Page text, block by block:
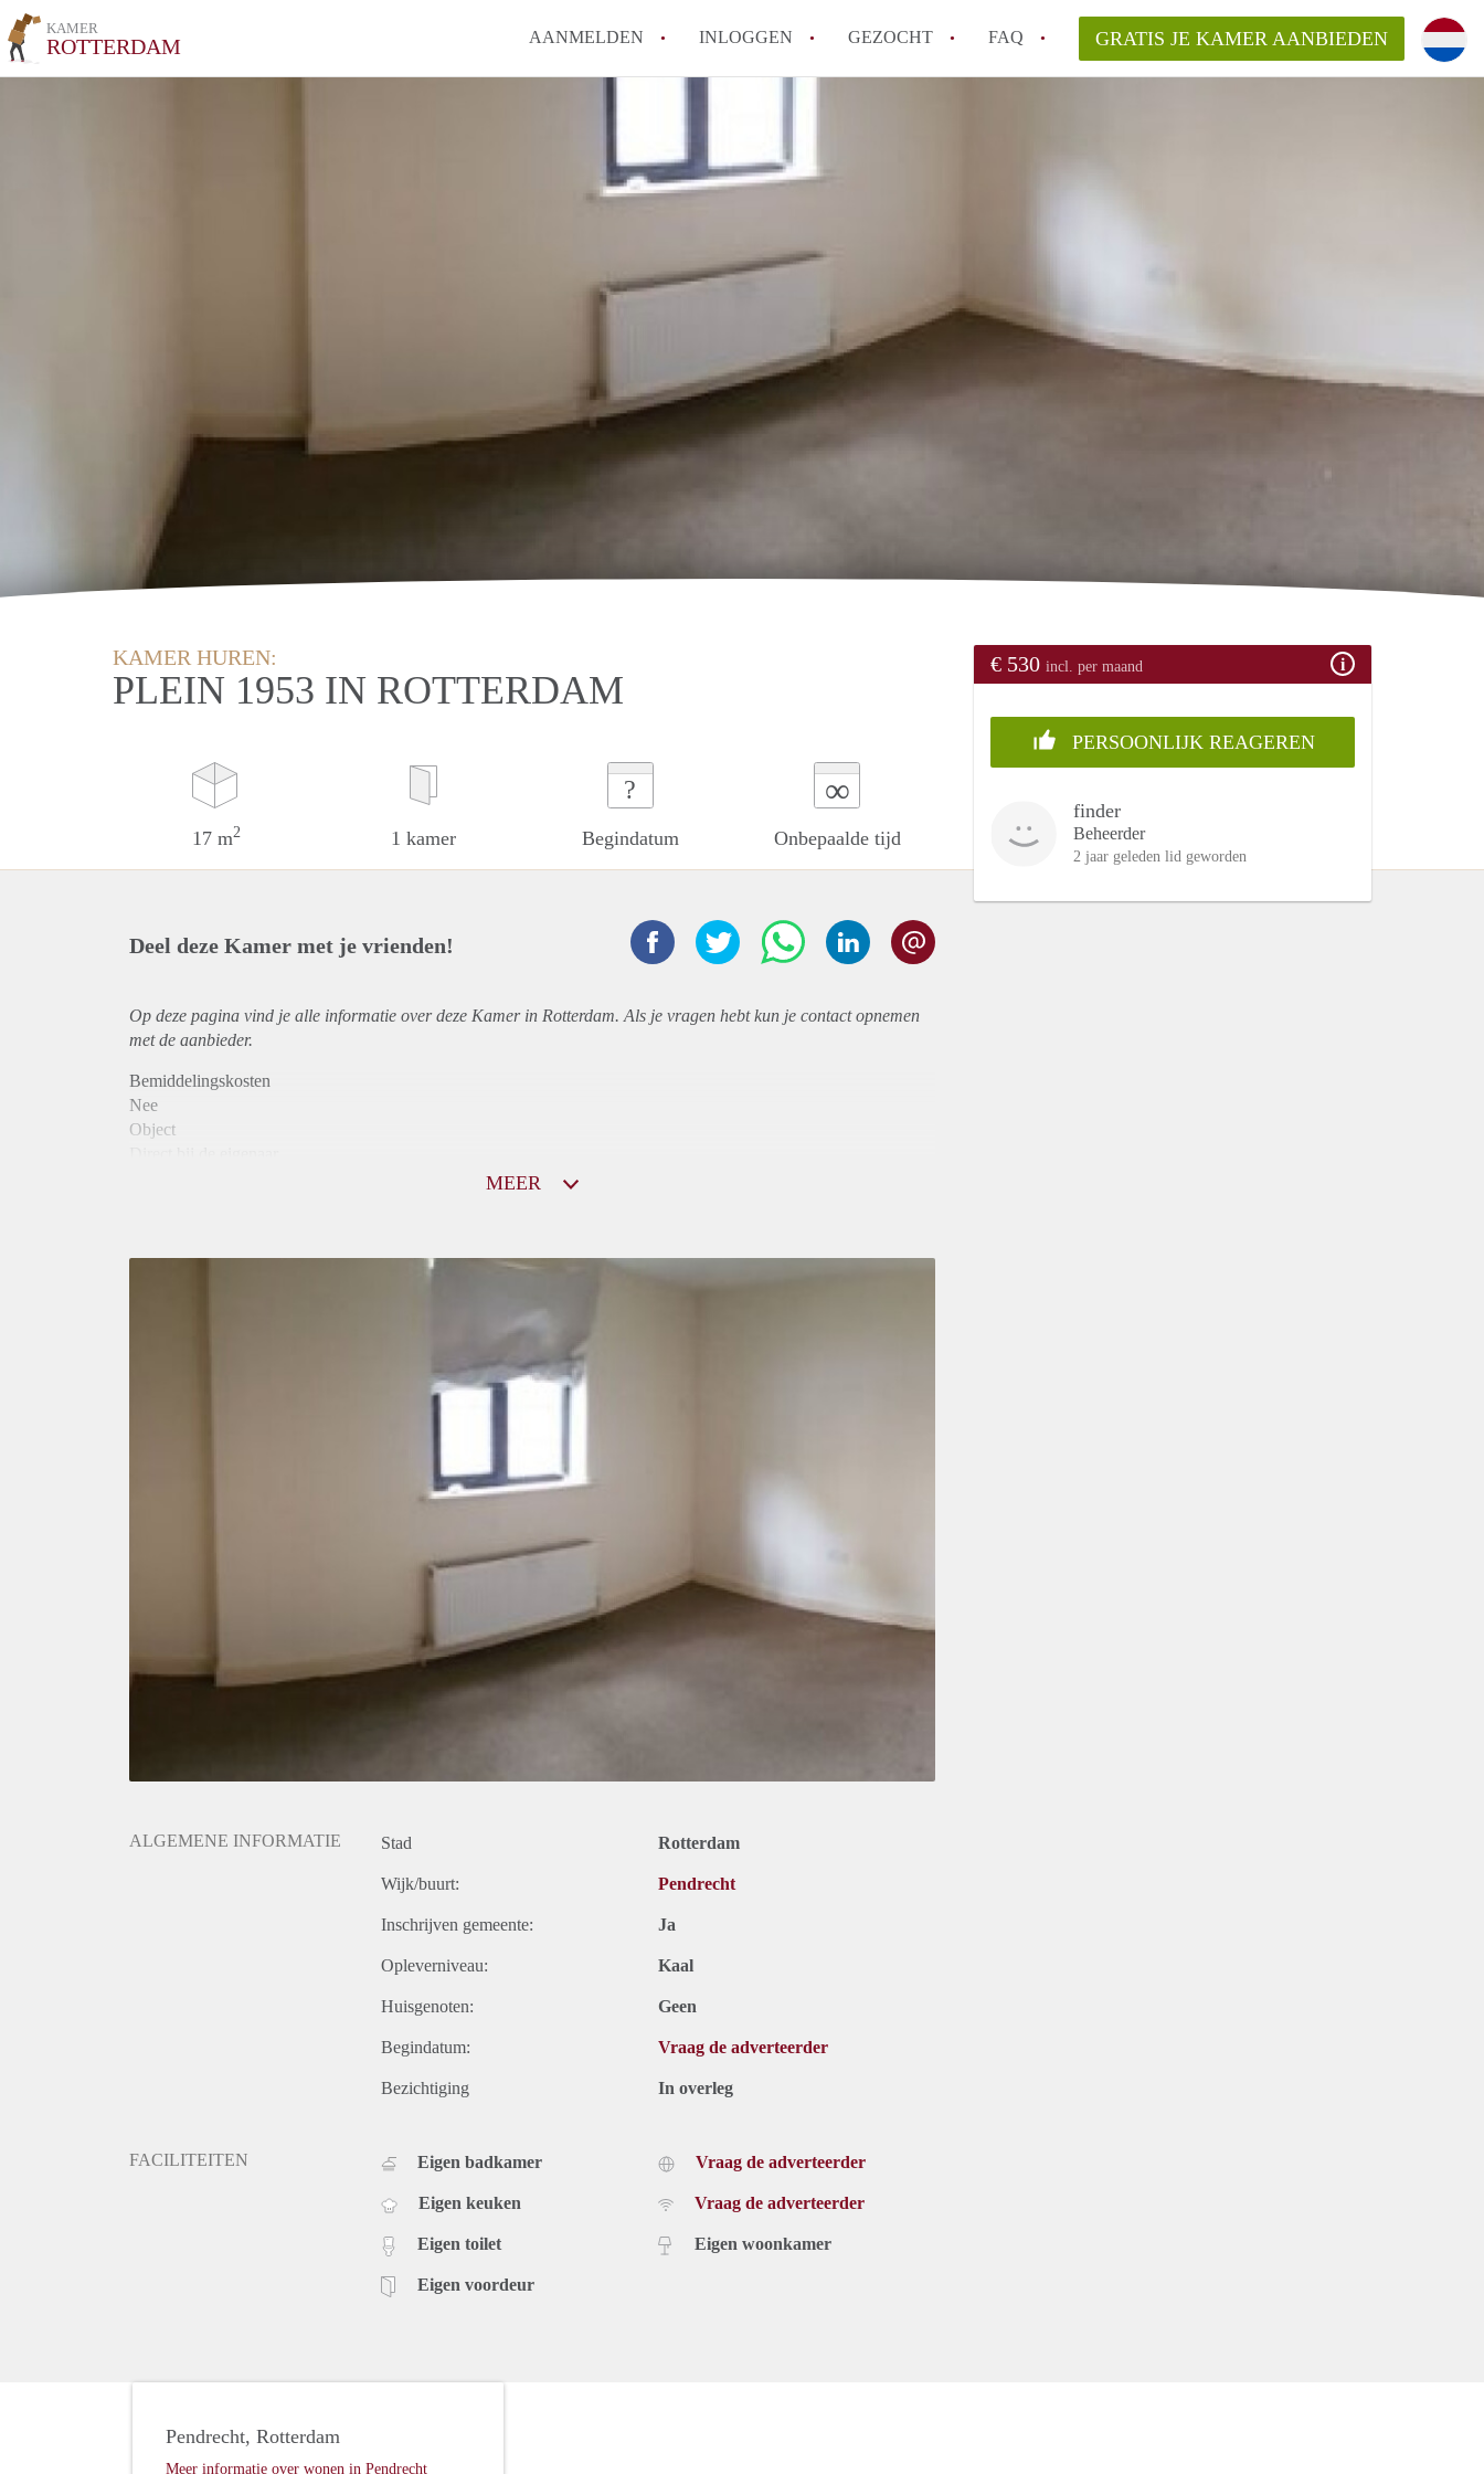
KAMER
ROTTERDAM AANMELDEN INLOGGEN GEZOCHT FAQ
Hoe groot is de kans dat ik snel een kamer vind?
GRATIS JE KAMER AANBIEDEN
KAMER HUREN:
PLEIN 1953 IN ROTTERDAM
17 m2 1 kamer
?
Begindatum
∞
Onbepaalde tijd
€ 530 incl. per maand
PERSOONLIJK REAGEREN
finder
Beheerder
2 jaar geleden lid geworden
Deel deze Kamer met je vrienden!
Op deze pagina vind je alle informatie over deze Kamer in Rotterdam. Als je vragen hebt kun je contact opnemen
met de aanbieder.
Bemiddelingskosten
Nee
Object
MEER
ALGEMENE INFORMATIE Stad Rotterdam
Wijk/buurt: Pendrecht
Inschrijven gemeente: Ja
Opleverniveau: Kaal
Huisgenoten: Geen
Begindatum: Vraag de adverteerder
Bezichtiging In overleg
FACILITEITEN Eigen badkamer
Eigen keuken
Eigen toilet
Eigen voordeur
Vraag de adverteerder
Vraag de adverteerder
Eigen woonkamer
Pendrecht, Rotterdam
Meer informatie over wonen in Pendrecht